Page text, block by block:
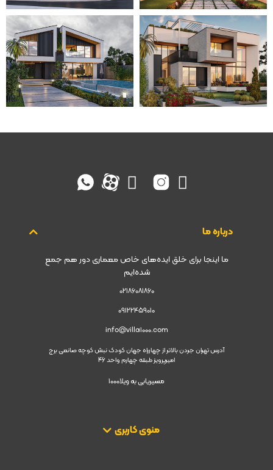
درباره ما
ما اینجا برای خلق ایده‌های خاص معماری دور هم جمع
شده‌ایم
02186081860
09122459010
info@villa1000.com
آدرس تهران جردن بالاتر از چهارراه جهان کودک نبش کوچه صانعی برج
امیرپرویز طبقه چهارم واحد 46
مسیریابی به ویلا1000
منوی کاربری​